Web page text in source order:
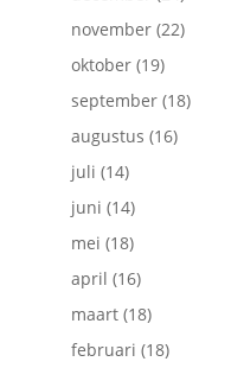
november(22)
oktober(19)
september(18)
augustus (16)
juli (14)
juni (14)
mei (18)
april (16)
maart(18)
februari (18)